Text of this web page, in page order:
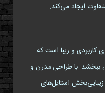
ایجاد می‌کند.
کاربردی و زیبا است که
ببخشد. با طراحی مدرن و
زیبایی‌بخش استایل‌های